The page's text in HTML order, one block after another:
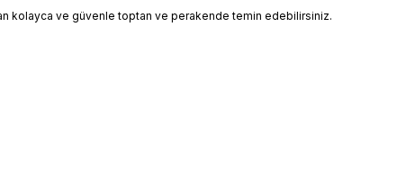
kolayca ve güvenle toptan ve perakende temin edebilirsiniz.